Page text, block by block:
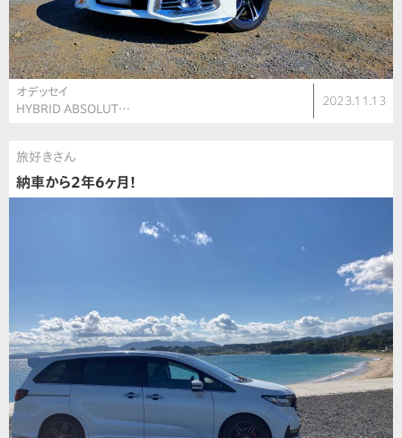
オデッセイ
HYBRID ABSOLUT…
2023.11.13
旅好きさん
納車から2年6ヶ月！